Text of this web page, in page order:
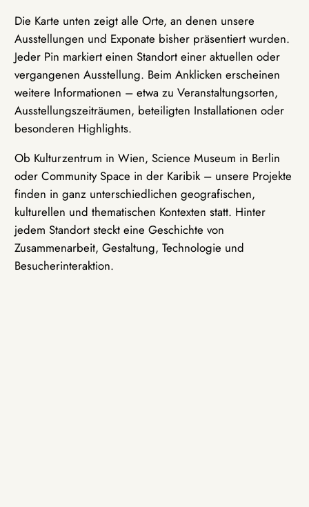
Die Karte unten zeigt alle Orte, an denen unsere
Ausstellungen und Exponate bisher präsentiert wurden.
Jeder Pin markiert einen Standort einer aktuellen oder
vergangenen Ausstellung. Beim Anklicken erscheinen
weitere Informationen – etwa zu Veranstaltungsorten,
Ausstellungszeiträumen, beteiligten Installationen oder
besonderen Highlights.
Ob Kulturzentrum in Wien, Science Museum in Berlin
oder Community Space in der Karibik – unsere Projekte
finden in ganz unterschiedlichen geografischen,
kulturellen und thematischen Kontexten statt. Hinter
jedem Standort steckt eine Geschichte von
Zusammenarbeit, Gestaltung, Technologie und
Besucherinteraktion.